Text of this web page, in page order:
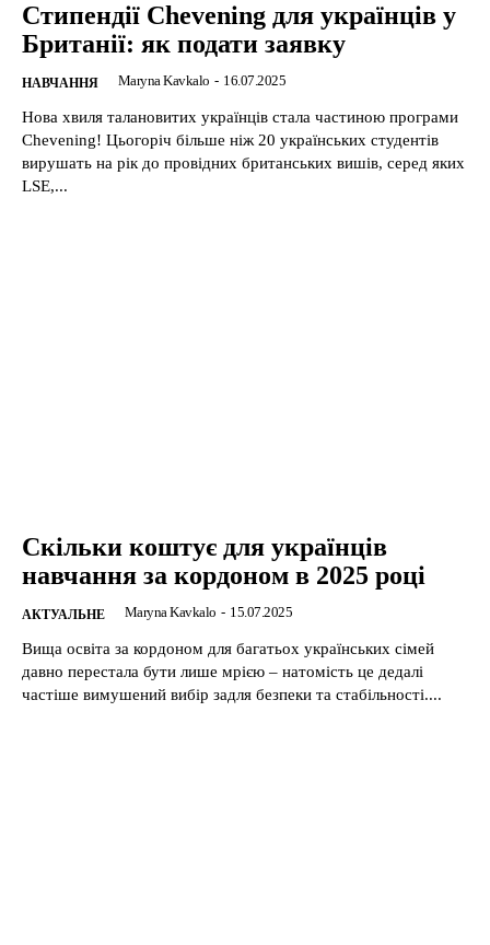
Стипендії Chevening для українців у
Британії: як подати заявку
НАВЧАННЯ Maryna Kavkalo - 16.07.2025
Нова хвиля талановитих українців стала частиною програми
Chevening! Цьогоріч більше ніж 20 українських студентів
вирушать на рік до провідних британських вишів, серед яких
LSE,...
Скільки коштує для українців
навчання за кордоном в 2025 році
АКТУАЛЬНЕ Maryna Kavkalo - 15.07.2025
Вища освіта за кордоном для багатьох українських сімей
давно перестала бути лише мрією – натомість це дедалі
частіше вимушений вибір задля безпеки та стабільності....